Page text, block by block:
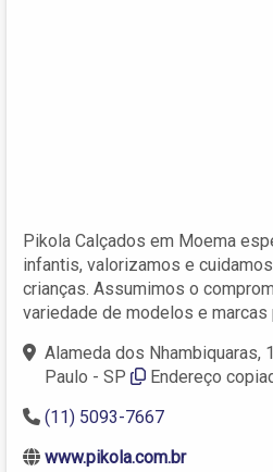
Pikola Calçados em Moema
infantis, valorizamos e
crianças. Assumimos o
variedade de modelos e marcas
Alameda dos Nhambiquaras,
Paulo - SP
Endereço
(11) 5093-7667
www.pikola.com.br